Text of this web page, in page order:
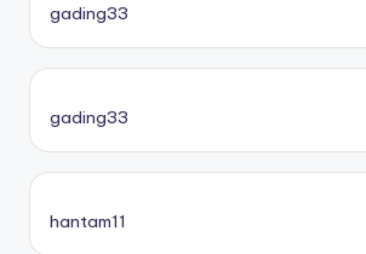
gading33
gading33
hantam11